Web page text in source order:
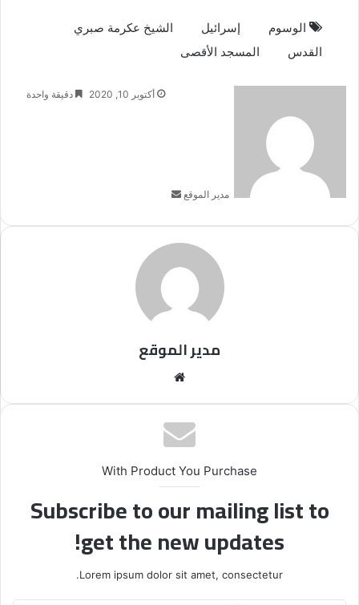
الوسوم إسرائيل
الشيخ عكرمة صبري
القدس
المسجد الأقصى
مدير الموقع
أرسلأكتوبر 10, 2020 دقيقة واحدة
مدير الموقع
With Product You Purchase
Subscribe to our mailing list to
get the new updates!
Lorem ipsum dolor sit amet, consectetur.